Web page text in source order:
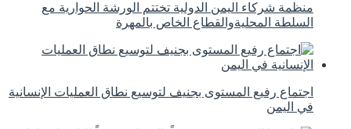
منظمة شركاء اليمن الدولية تختتم الورشة الحوارية مع
السلطة المحليةوالقطاع الخاص بالمهرة
اجتماع رفيع المستوى بجنيف لتوسيع نطاق العمليات الإنسانية
في اليمن